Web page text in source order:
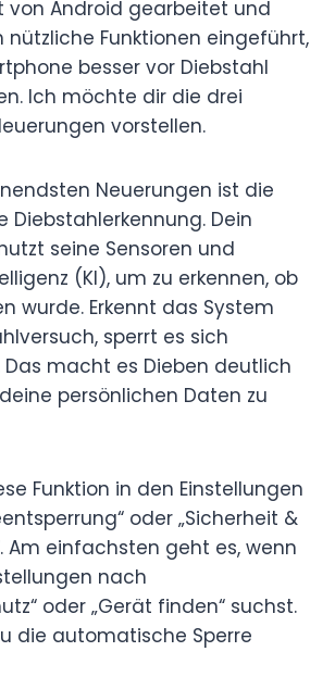
von Android gearbeitet und
nützliche Funktionen eingeführt,
besser vor Diebstahl
Ich möchte dir die drei
vorstellen.
Neuerungen ist die
Dein
seine Sensoren und
(KI), um zu erkennen, ob
wurde. Erkennt das System
sperrt es sich
macht es Dieben deutlich
persönlichen Daten zu
Funktion in den Einstellungen
oder „Sicherheit &
Am einfachsten geht es, wenn
nach
oder „Gerät finden“ suchst.
die automatische Sperre